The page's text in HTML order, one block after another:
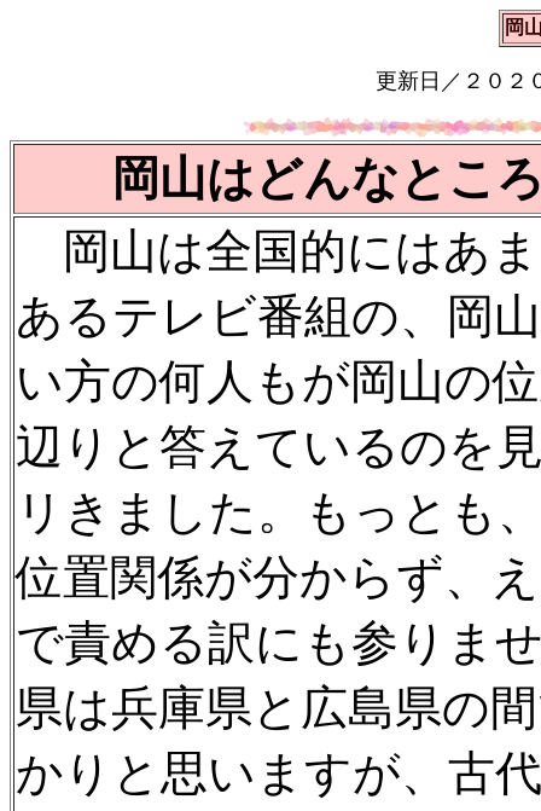
岡
更新日／２０２
岡山はどんなとこ
岡山は全国的にはあ
あるテレビ番組の、岡
い方の何人もが岡山の
辺りと答えているのを
リきました。もっとも
位置関係が分からず、
で責める訳にも参りま
県は兵庫県と広島県の
かりと思いますが、古